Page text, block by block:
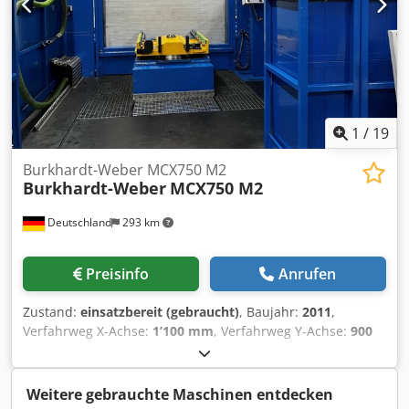
Achse Glasmaßstäbe in allen Achsen Laser-
Werkzeugvermessung Werkstück-Messtaster RENISHAW
IKZ 40 Bar Spritzschutzverkleidung Djdpszqy I Hefx Ag
Sswa Hochdruckspülung Arbeitsraumleuchte 3826ä
1 / 19
Deutschland 293 km
Burkhardt-Weber MCX750 M2
Burkhardt-Weber MCX750 M2
Preisinfo Anrufen
Zustand: einsatzbereit (gebraucht), Baujahr: 2011,
Verfahrweg X-Achse: 1’100 mm, Verfahrweg Y-Achse: 900
1’250 mm
Steuerungshersteller:SIEMENS, Steuerungsmodell:840D,
Gesamthöhe:4’000 mm , Gesamtbreite:6’000 mm,
Weitere gebrauchte Maschinen entdecken